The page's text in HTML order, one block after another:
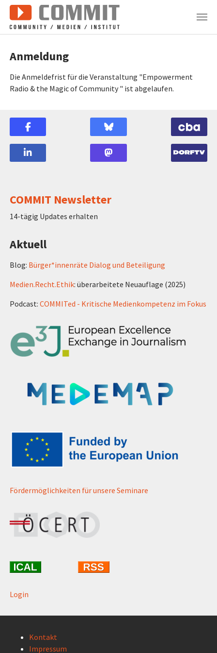
Zum Hauptinhalt springen
Anmeldung
Die Anmeldefrist für die Veranstaltung "Empowerment
Radio & the Magic of Community " ist abgelaufen.
COMMIT Newsletter
14-tägig Updates erhalten
Aktuell
Blog: Bürger*innenräte Dialog und Beteiligung
Medien.Recht.Ethik: überarbeitete Neuauflage (2025)
Podcast: COMMITed - Kritische Medienkompetenz im Fokus
Fördermöglichkeiten für unsere Seminare
Login
Kontakt
Impressum